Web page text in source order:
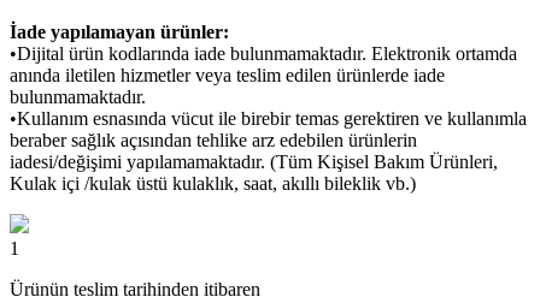
İade yapılamayan ürünler:
•Dijital ürün kodlarında iade bulunmamaktadır. Elektronik ortamda
anında iletilen hizmetler veya teslim edilen ürünlerde iade
bulunmamaktadır.
•Kullanım esnasında vücut ile birebir temas gerektiren ve kullanımla
beraber sağlık açısından tehlike arz edebilen ürünlerin
iadesi/değişimi yapılamamaktadır. (Tüm Kişisel Bakım Ürünleri,
Kulak içi /kulak üstü kulaklık, saat, akıllı bileklik vb.)
1
Ürünün teslim tarihinden itibaren